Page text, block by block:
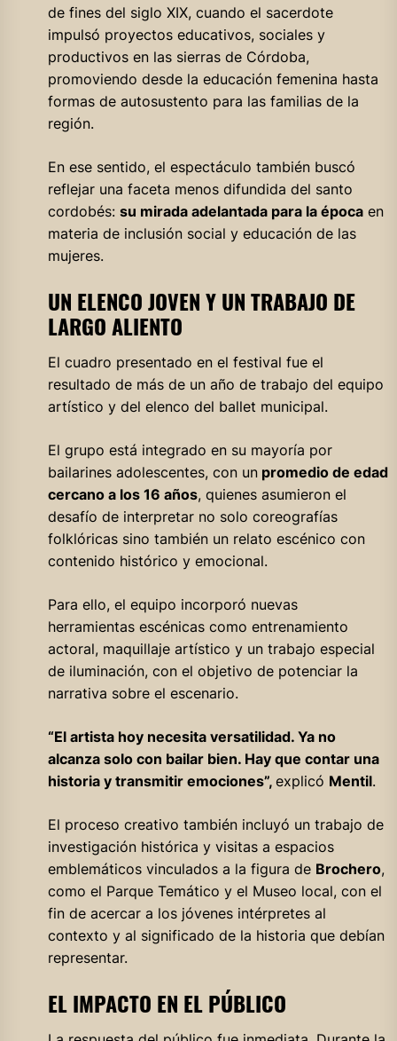
de fines del siglo XIX, cuando el sacerdote
impulsó proyectos educativos, sociales y
productivos en las sierras de Córdoba,
promoviendo desde la educación femenina hasta
formas de autosustento para las familias de la
región.
En ese sentido, el espectáculo también buscó
reflejar una faceta menos difundida del santo
cordobés: su mirada adelantada para la épocaen
materia de inclusión social y educación de las
mujeres.
UN ELENCO JOVEN Y UN TRABAJO DE
LARGO ALIENTO
El cuadro presentado en el festival fue el
resultado de más de un año de trabajo del equipo
artístico y del elenco del ballet municipal.
El grupo está integrado en su mayoría por
bailarines adolescentes, con unpromedio de edad
cercano a los 16 años, quienes asumieron el
desafío de interpretar no solo coreografías
folklóricas sino también un relato escénico con
contenido histórico y emocional.
Para ello, el equipo incorporó nuevas
herramientas escénicas como entrenamiento
actoral, maquillaje artístico y un trabajo especial
de iluminación, con el objetivo de potenciar la
narrativa sobre el escenario.
“El artista hoy necesita versatilidad. Ya no
alcanza solo con bailar bien. Hay que contar una
historia y transmitir emociones”, explicó Mentil.
El proceso creativo también incluyó un trabajo de
investigación histórica y visitas a espacios
emblemáticos vinculados a la figura de Brochero,
como el Parque Temático y el Museo local, con el
fin de acercar a los jóvenes intérpretes al
contexto y al significado de la historia que debían
representar.
EL IMPACTO EN EL PÚBLICO